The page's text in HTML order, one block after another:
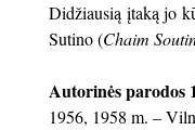
Didžiausią įtaką jo
Sutino (Chaim
Autorinės parodos
1956, 1958 m. –